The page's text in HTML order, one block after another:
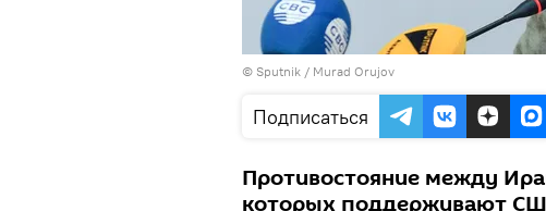
© Sputnik / Murad Orujov
Подписаться
Противостояние между
которых поддерживают